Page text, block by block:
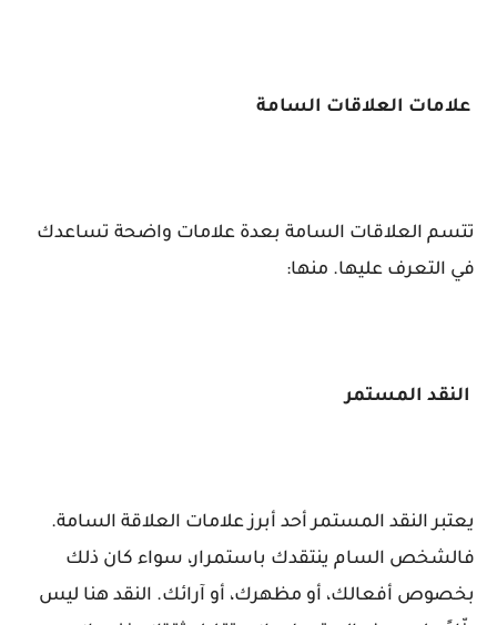
علامات العلاقات السامة
تتسم العلاقات السامة بعدة علامات واضحة تساعدك
في التعرف عليها. منها:
النقد المستمر
يعتبر النقد المستمر أحد أبرز علامات العلاقة السامة.
فالشخص السام ينتقدك باستمرار، سواء كان ذلك
بخصوص أفعالك، أو مظهرك، أو آرائك. النقد هنا ليس